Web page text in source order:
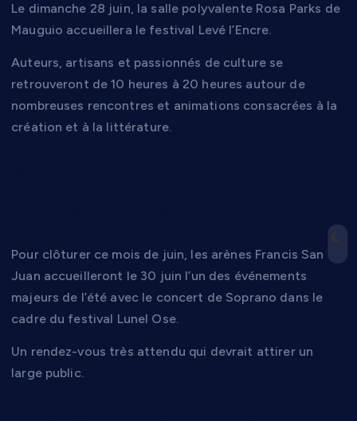
Le dimanche 28 juin, la salle polyvalente Rosa Parks de
Mauguio accueillera le festival Levé l’Encre.
Auteurs, artisans et passionnés de culture se
retrouveront de 10 heures à 20 heures autour de
nombreuses rencontres et animations consacrées à la
création et à la littérature.
Pour clôturer ce mois de juin, les arènes Francis San
Juan accueilleront le 30 juin l’un des événements
majeurs de l’été avec le concert de Soprano dans le
cadre du festival Lunel Ose.
Un rendez-vous très attendu qui devrait attirer un
large public.